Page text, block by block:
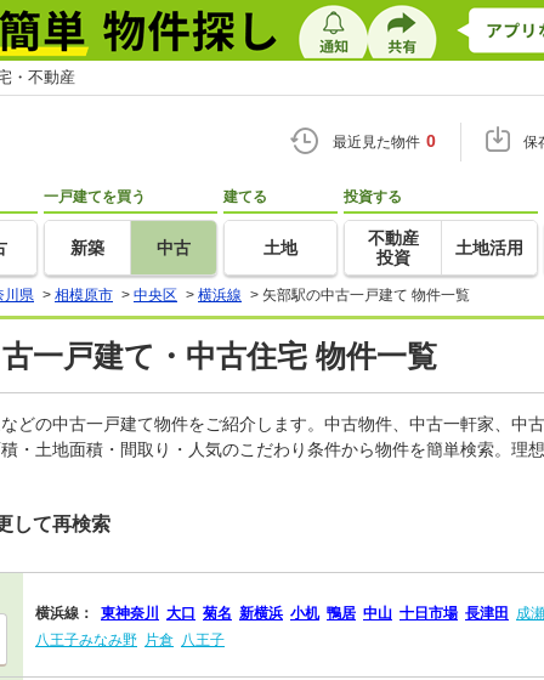
・不動産
最近見た物件 0 保
一戸建てを買う
新築 中古
建てる
土地
投資する
不動産
投資
土地活用
川県 > 相模原市 > 中央区 > 横浜線 > 矢部駅の中古一戸建て 物件一覧
一戸建て・中古住宅 物件一覧
どの中古一戸建て物件をご紹介します。中古物件、中古一軒家、中
・土地面積・間取り・人気のこだわり条件から物件を簡単検索。理
して再検索
横浜線： 東神奈川 大口 菊名 新横浜 小机 鴨居 中山 十日市場 長津田
成瀬
八王子みなみ野 片倉 八王子